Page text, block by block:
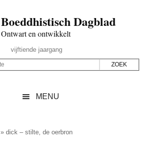
Boeddhistisch Dagblad
Ontwart en ontwikkelt
vijftiende jaargang
MENU
»dick – stilte, de oerbron